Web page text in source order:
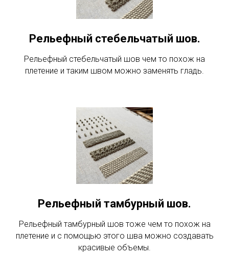
Рельефный стебельчатый шов.
Рельефный стебельчатый шов чем то похож на
плетение и таким швом можно заменять гладь.
Рельефный тамбурный шов.
Рельефный тамбурный шов тоже чем то похож на
плетение и с помощью этого шва можно создавать
красивые объемы.